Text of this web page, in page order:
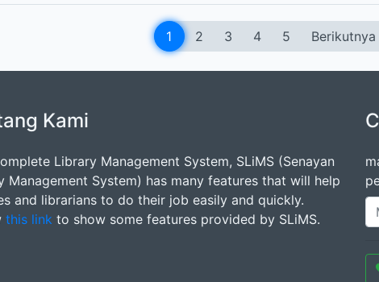
1 2 3 4 5 Berikutnya
Kami
Library Management System, SLiMS (Senayan
Management System) has many features that will help
and librarians to do their job easily and quickly.
this link to show some features provided by SLiMS.